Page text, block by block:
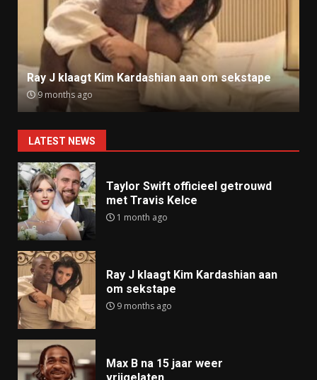
Ray J klaagt Kim Kardashian aan om sekstape
9 months ago
LATEST NEWS
Taylor Swift officieel getrouwd
met Travis Kelce
1 month ago
Ray J klaagt Kim Kardashian aan
om sekstape
9 months ago
Max B na 15 jaar weer